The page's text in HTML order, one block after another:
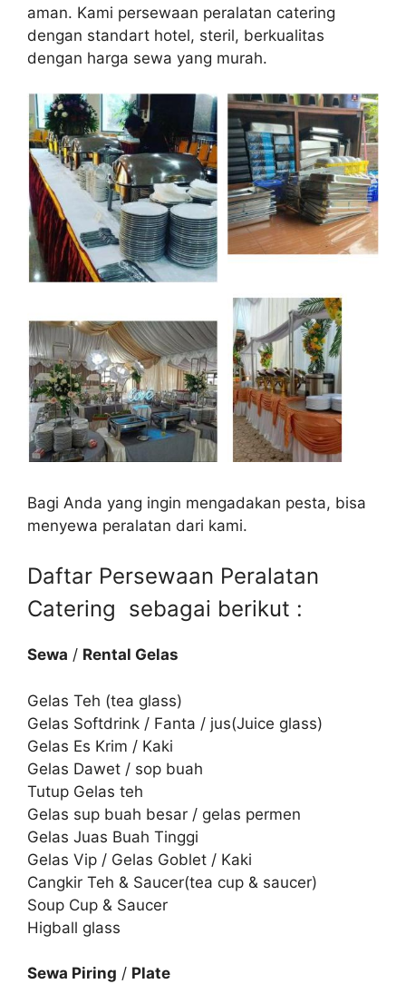
aman. Kami persewaan peralatan catering
dengan standart hotel, steril, berkualitas
dengan harga sewa yang murah.
Bagi Anda yang ingin mengadakan pesta, bisa
menyewa peralatan dari kami.
Daftar Persewaan Peralatan
Catering sebagai berikut :
Sewa / Rental Gelas
Gelas Teh (tea glass)
Gelas Softdrink / Fanta / jus(Juice glass)
Gelas Es Krim / Kaki
Gelas Dawet / sop buah
Tutup Gelas teh
Gelas sup buah besar / gelas permen
Gelas Juas Buah Tinggi
Gelas Vip / Gelas Goblet / Kaki
Cangkir Teh & Saucer(tea cup & saucer)
Soup Cup & Saucer
Higball glass
Sewa Piring / Plate